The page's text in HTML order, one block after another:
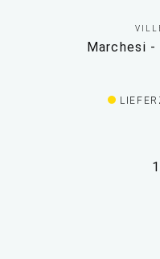
Marchesi